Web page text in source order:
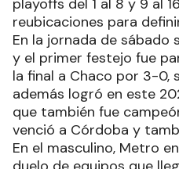
playoffs del 1 al 8 y 9 al
reubicaciones para
En la jornada de sábado
y el primer festejo fue
la final a Chaco por 3-0,
además logró en este
que también fue
venció a Córdoba y
En el masculino, Metro